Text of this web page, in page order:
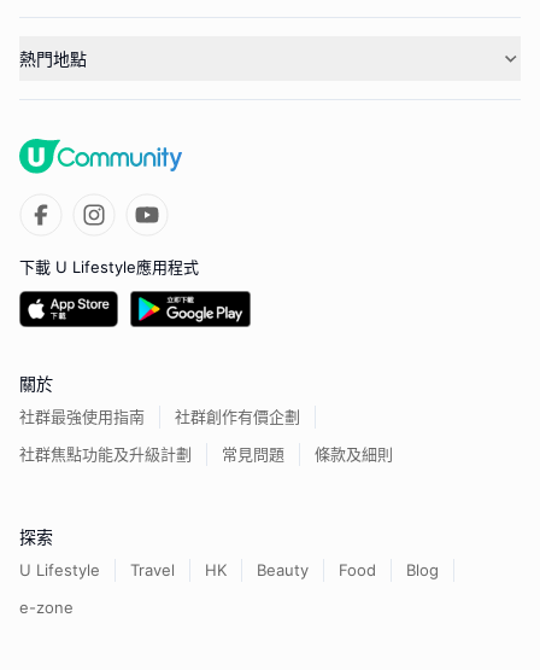
熱門地點
下載 U Lifestyle應用程式
關於
社群最強使用指南
社群創作有價企劃
社群焦點功能及升級計劃
常見問題 條款及細則
探索
U Lifestyle Travel HK Beauty Food
Blog
e-zone